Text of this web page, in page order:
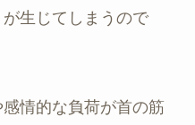
生じてしまうので
情的な負荷が首の筋